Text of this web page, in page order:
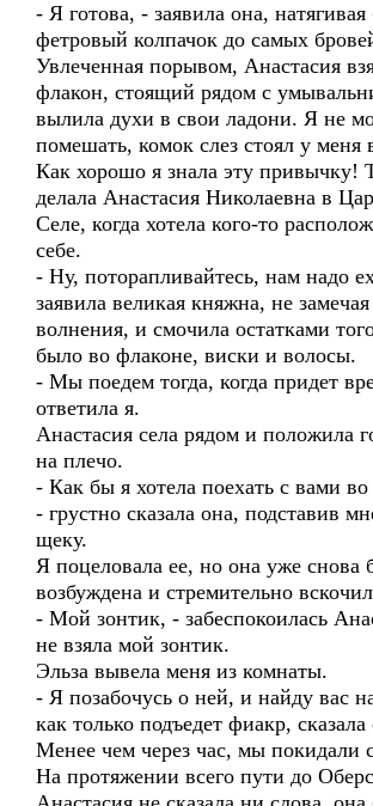
- Я готова, - заявила она,
фетровый колпачок до самых
Увлеченная порывом, Анастасия
флакон, стоящий рядом с
вылила духи в свои ладони. Я не
помешать, комок слез стоял у меня
Как хорошо я знала эту привычку!
делала Анастасия Николаевна в
Селе, когда хотела кого-то
себе.
- Ну, поторапливайтесь, нам надо
заявила великая княжна, не
волнения, и смочила остатками
было во флаконе, виски и волосы.
- Мы поедем тогда, когда придет
ответила я.
Анастасия села рядом и положила
на плечо.
- Как бы я хотела поехать с вами
- грустно сказала она, подставив
щеку.
Я поцеловала ее, но она уже снова
возбуждена и стремительно
- Мой зонтик, - забеспокоилась
не взяла мой зонтик.
Эльза вывела меня из комнаты.
- Я позабочусь о ней, и найду вас
как только подъедет фиакр, сказала
Менее чем через час, мы покидали
На протяжении всего пути до